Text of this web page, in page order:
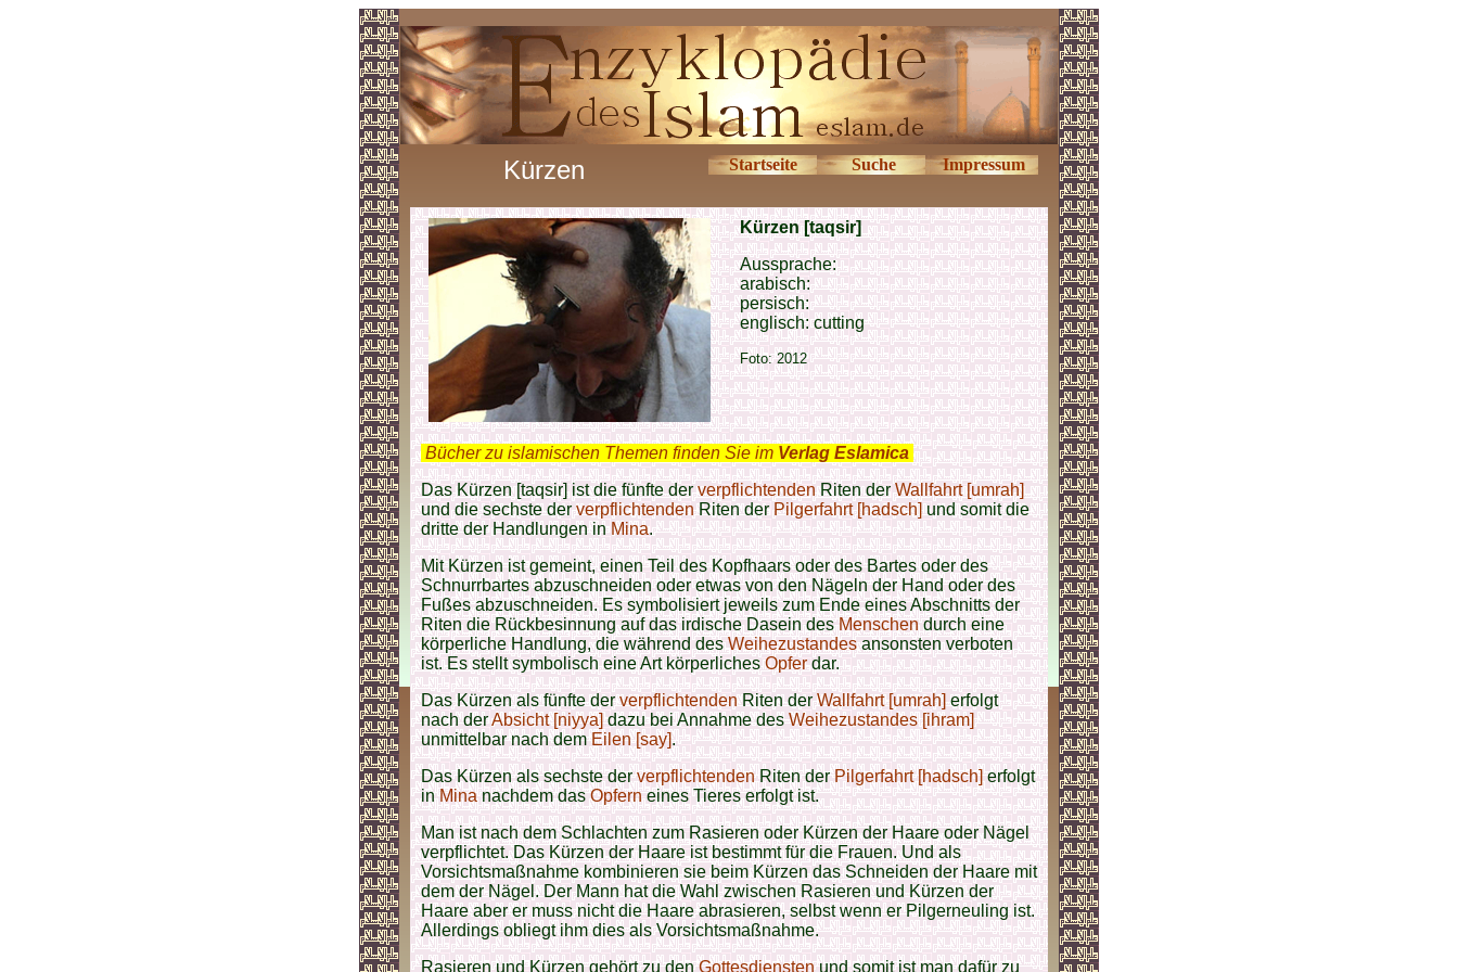
Kürzen Startseite Suche Impressum
Kürzen [taqsir]
Aussprache:
arabisch:
persisch:
englisch: cutting
Foto: 2012
Bücher zu islamischen Themen finden Sie im Verlag Eslamica
Das Kürzen [taqsir] ist die fünfte derverpflichtendenRiten derWallfahrt [umrah]
und die sechste derverpflichtendenRiten derPilgerfahrt [hadsch]und somit die
dritte der Handlungen inMina.
Mit Kürzen ist gemeint, einen Teil des Kopfhaars oder des Bartes oder des
Schnurrbartes abzuschneiden oder etwas von den Nägeln der Hand oder des
Fußes abzuschneiden. Es symbolisiert jeweils zum Ende eines Abschnitts der
Riten die Rückbesinnung auf das irdische Dasein desMenschendurch eine
körperliche Handlung, die während desWeihezustandesansonsten verboten
ist. Es stellt symbolisch eine Art körperlichesOpferdar.
Das Kürzen als fünfte derverpflichtendenRiten derWallfahrt [umrah]erfolgt
nach derAbsicht [niyya]dazu bei Annahme desWeihezustandes [ihram]
unmittelbar nach demEilen [say].
Das Kürzen als sechste derverpflichtendenRiten derPilgerfahrt [hadsch]erfolgt
inMinanachdem dasOpferneines Tieres erfolgt ist.
Man ist nach dem Schlachten zum Rasieren oder Kürzen der Haare oder Nägel
verpflichtet. Das Kürzen der Haare ist bestimmt für die Frauen. Und als
Vorsichtsmaßnahme kombinieren sie beim Kürzen das Schneiden der Haare mit
dem der Nägel. Der Mann hat die Wahl zwischen Rasieren und Kürzen der
Haare aber er muss nicht die Haare abrasieren, selbst wenn er Pilgerneuling ist.
Allerdings obliegt ihm dies als Vorsichtsmaßnahme.
Rasieren und Kürzen gehört zu denGottesdienstenund somit ist man dafür zu